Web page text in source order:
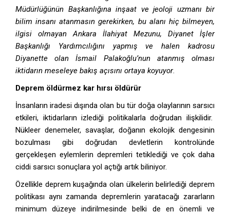
Müdürlüğünün Başkanlığına inşaat ve jeoloji uzmanı bir
bilim insanı atanmasın gerekirken, bu alanı hiç bilmeyen,
ilgisi olmayan Ankara İlahiyat Mezunu, Diyanet İşler
Başkanlığı Yardımcılığını yapmış ve halen kadrosu
Diyanette olan İsmail Palakoğlu’nun atanmış olması
iktidarın meseleye bakış açısını ortaya koyuyor.
Deprem öldürmez kar hırsı öldürür
İnsanların iradesi dışında olan bu tür doğa olaylarının sarsıcı
etkileri, iktidarların izlediği politikalarla doğrudan ilişkilidir.
Nükleer denemeler, savaşlar, doğanın ekolojik dengesinin
bozulması gibi doğrudan devletlerin kontrolünde
gerçekleşen eylemlerin depremleri tetiklediği ve çok daha
ciddi sarsıcı sonuçlara yol açtığı artık biliniyor.
Özellikle deprem kuşağında olan ülkelerin belirlediği deprem
politikası aynı zamanda depremlerin yaratacağı zararların
minimum düzeye indirilmesinde belki de en önemli ve